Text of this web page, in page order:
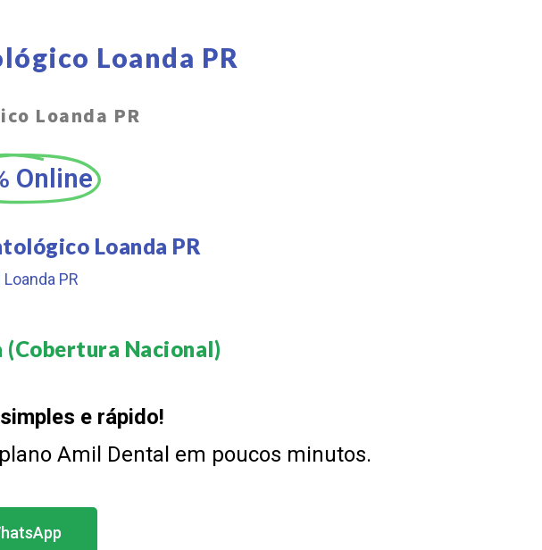
Loanda PR
Loanda PR
Online
Loanda PR
PR
(Cobertura Nacional)​
e rápido!
Amil Dental em poucos minutos.